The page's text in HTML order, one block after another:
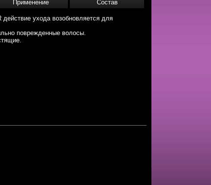
Применение Состав
ухода возобновляется для
поврежденные волосы.